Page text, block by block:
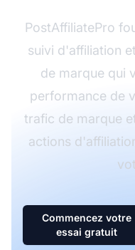
PostAffiliatePro
suivi d'affiliation
de marque qui
performance de
trafic de marque
actions
Commencez votre
essai gratuit